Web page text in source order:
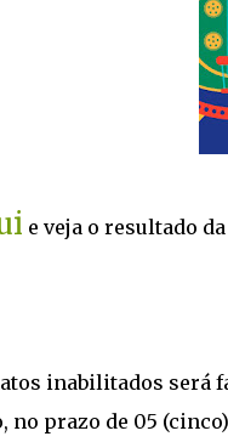
e veja o resultado
inabilitados será
no prazo de 05